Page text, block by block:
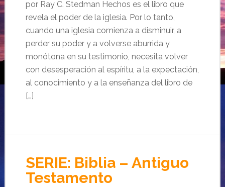
por Ray C. Stedman Hechos es el libro que
revela el poder de la iglesia. Por lo tanto,
cuando una iglesia comienza a disminuir, a
perder su poder y a volverse aburrida y
monótona en su testimonio, necesita volver
con desesperación al espíritu, a la expectación,
al conocimiento y a la enseñanza del libro de
[…]
SERIE: Biblia – Antiguo
Testamento